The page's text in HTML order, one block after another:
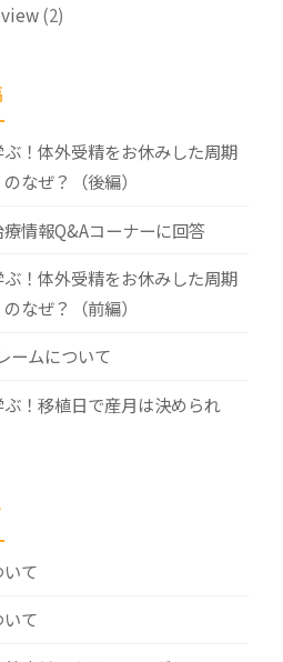
(2)
！体外受精をお休みした周期
なぜ？（後編）
情報Q&Aコーナーに回答
！体外受精をお休みした周期
なぜ？（前編）
ームについて
！移植日で産月は決められ
て
て